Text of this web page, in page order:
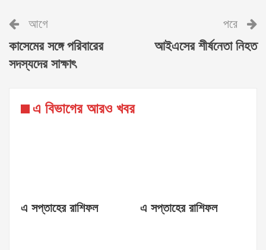
আগে
কাসেমের সঙ্গে পরিবারের
সদস্যদের সাক্ষাৎ
পরে
আইএসের শীর্ষনেতা নিহত
এ বিভাগের আরও খবর
এ সপ্তাহের রাশিফল এ সপ্তাহের রাশিফল